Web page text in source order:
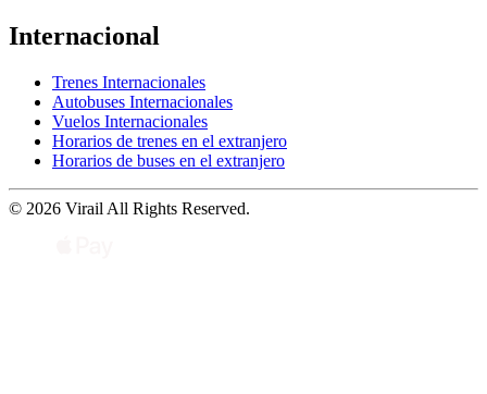
Internacional
Trenes Internacionales
Autobuses Internacionales
Vuelos Internacionales
Horarios de trenes en el extranjero
Horarios de buses en el extranjero
© 2026 Virail All Rights Reserved.